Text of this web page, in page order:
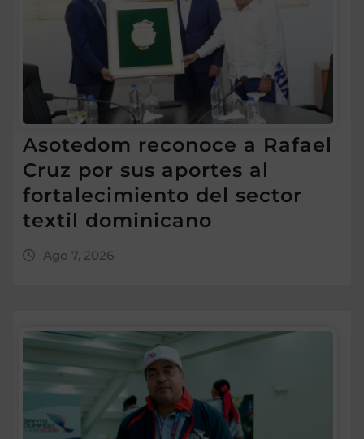
Asotedom reconoce a Rafael
Cruz por sus aportes al
fortalecimiento del sector
textil dominicano
Ago 7, 2026